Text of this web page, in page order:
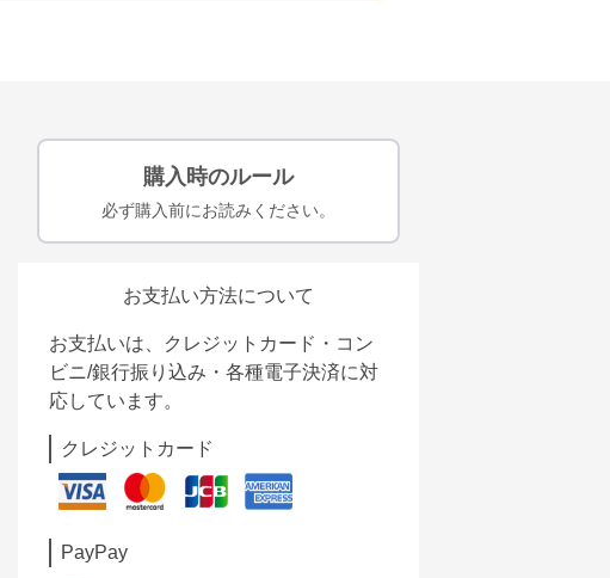
購入時のルール
必ず購入前にお読みください。
お支払い方法について
お支払いは、クレジットカード・コン
ビニ/銀行振り込み・各種電子決済に対
応しています。
クレジットカード
PayPay